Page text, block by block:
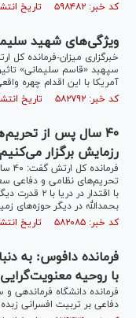
کد خبر: ۵۹۸۴۸۲ تاریخ انتشار : ۱۳۹۸/۱۲/۰۱
ویژگی‌های شهید
خبرگزاری میزان-فرمانده
سپهبد «قاسم سلیمانی»
آمریکا با این اقدام چهره
کد خبر: ۵۸۲۷۹۲ تاریخ انتشار : ۱۳۹۸/۱۰/۱۳
رزمایش برگزار می‌کنیم
تحریم‌های نظامی و دفاعی
با اقتدار
بحمدالله در دیگر حوزه‌های
کد خبر: ۵۸۲۰۸۵ تاریخ انتشار : ۱۳۹۸/۱۰/۱۰
فرمانده دافوس: به
با روحیه
فرمانده دانشگاه
دفاعی بر تربیت افسرانی